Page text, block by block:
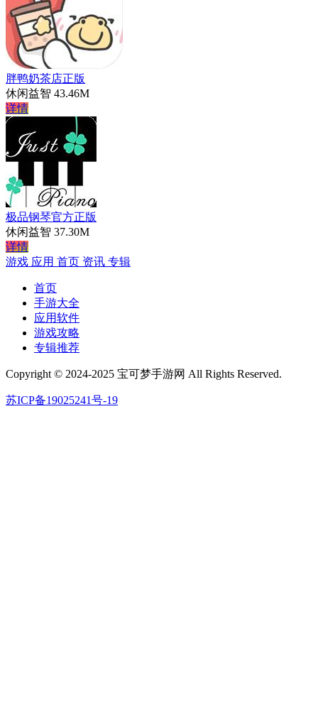
胖鸭奶茶店正版
休闲益智 43.46M
详情
极品钢琴官方正版
休闲益智 37.30M
详情
游戏 应用 首页 资讯 专辑
首页
手游大全
应用软件
游戏攻略
专辑推荐
Copyright © 2024-2025 宝可梦手游网 All Rights Reserved.
苏ICP备19025241号-19